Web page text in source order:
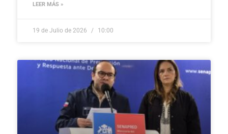
LEER MÁS »
19 de Julio de 2026 10:00